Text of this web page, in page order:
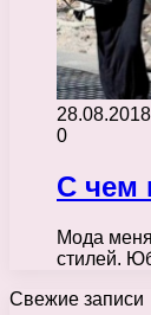
28.08.2018
0
С чем
Мода
стилей.
Свежие записи